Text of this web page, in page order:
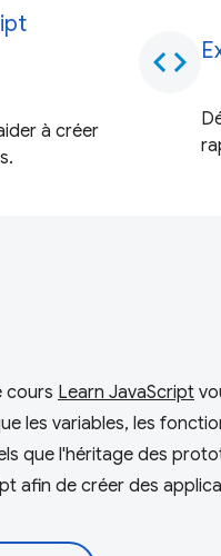
à créer
code
cours Learn JavaScript
les variables, les
que l'héritage des
afin de créer des